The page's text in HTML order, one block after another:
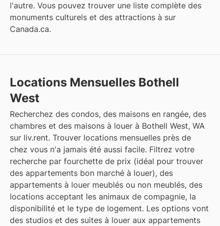
l'autre. Vous pouvez trouver une liste complète des
monuments culturels et des attractions à sur
Canada.ca.
Locations Mensuelles Bothell
West
Recherchez des condos, des maisons en rangée, des
chambres et des maisons à louer à Bothell West, WA
sur liv.rent. Trouver locations mensuelles près de
chez vous n'a jamais été aussi facile. Filtrez votre
recherche par fourchette de prix (idéal pour trouver
des appartements bon marché à louer), des
appartements à louer meublés ou non meublés, des
locations acceptant les animaux de compagnie, la
disponibilité et le type de logement. Les options vont
des studios et des suites à louer aux appartements